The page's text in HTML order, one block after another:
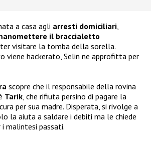
a casa agli arresti domiciliari,
il braccialetto
visitare la tomba della sorella.
viene hackerato, Selin ne approfitta per
scopre che il responsabile della rovina
Tarik, che rifiuta persino di pagare la
per sua madre. Disperata, si rivolge a
la aiuta a saldare i debiti ma le chiede
i malintesi passati.